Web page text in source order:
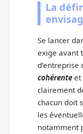
La
Se lancer
exige avant
cohérente et
clairement
chacun doit
les
notamment